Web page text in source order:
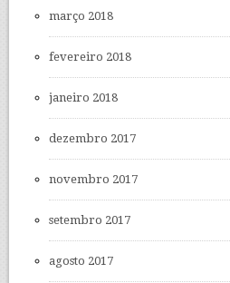
março 2018
fevereiro 2018
janeiro 2018
dezembro 2017
novembro 2017
setembro 2017
agosto 2017